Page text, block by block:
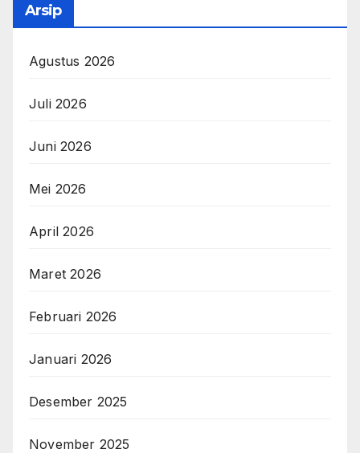
Arsip
Agustus 2026
Juli 2026
Juni 2026
Mei 2026
April 2026
Maret 2026
Februari 2026
Januari 2026
Desember 2025
November 2025